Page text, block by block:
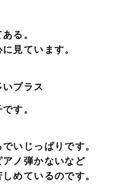
る。
見ています。
プラス
す。
いじっぱりです。
ノ弾かないなど
めているのです。